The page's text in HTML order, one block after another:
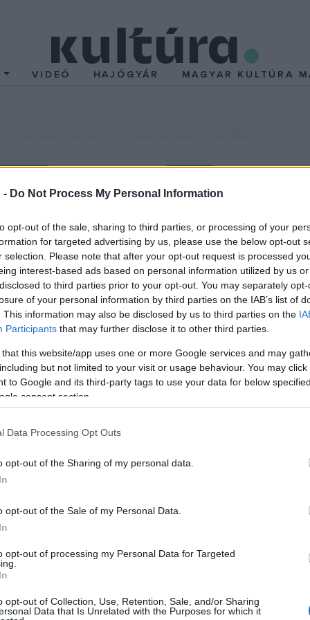
- Do Not Process My Personal Information
opt-out of the sale, sharing to third parties, or processing of your
for targeted advertising by us, please use the below opt-out
selection. Please note that after your opt-out request is processed
interest-based ads based on personal information utilized by us
to third parties prior to your opt-out. You may separately
of your personal information by third parties on the IAB’s list of
This information may also be disclosed by us to third parties on the
Participants that may further disclose it to other third parties.
that this website/app uses one or more Google services and may
but not limited to your visit or usage behaviour. You may
to Google and its third-party tags to use your data for below
consent section.
Data Processing Opt Outs
opt-out of the Sharing of my personal data.
opt-out of the Sale of my Personal Data.
opt-out of processing my Personal Data for Targeted
opt-out of Collection, Use, Retention, Sale, and/or Sharing
Data that Is Unrelated with the Purposes for which it
VIDEÓ HAJÓGYÁR MAGYAR KULTÚRA
műveinek
sok minden
műterme első pillantásra
csernobili fogorvosi
Az indusztriális
száll a por, mindenhol
készülő és elkészült
INTERJÚ
Makai Mira: Olyan
formákat kerestem,
amelyekben van
játékosság és
Makai Mira lényei egyszerre
zavarba ejtők: egy pillanatban
rajzfilmfiguráknak tűnnek, a
következőben már
Képlékeny, fluid formái az
a figurativitás határán
ahol a jelentések
elcsúsznak, és a néző
is eladó az Art
vásáron
műkincseket
6–9. között az Art
művészeti